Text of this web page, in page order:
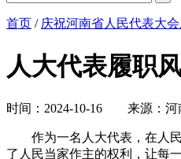
首页 / 庆祝河南省人民代表大
人大代表履职
时间：2024-10-16 来源：河
作为一名人大代表，在人民
了人民当家作主的权利，让每